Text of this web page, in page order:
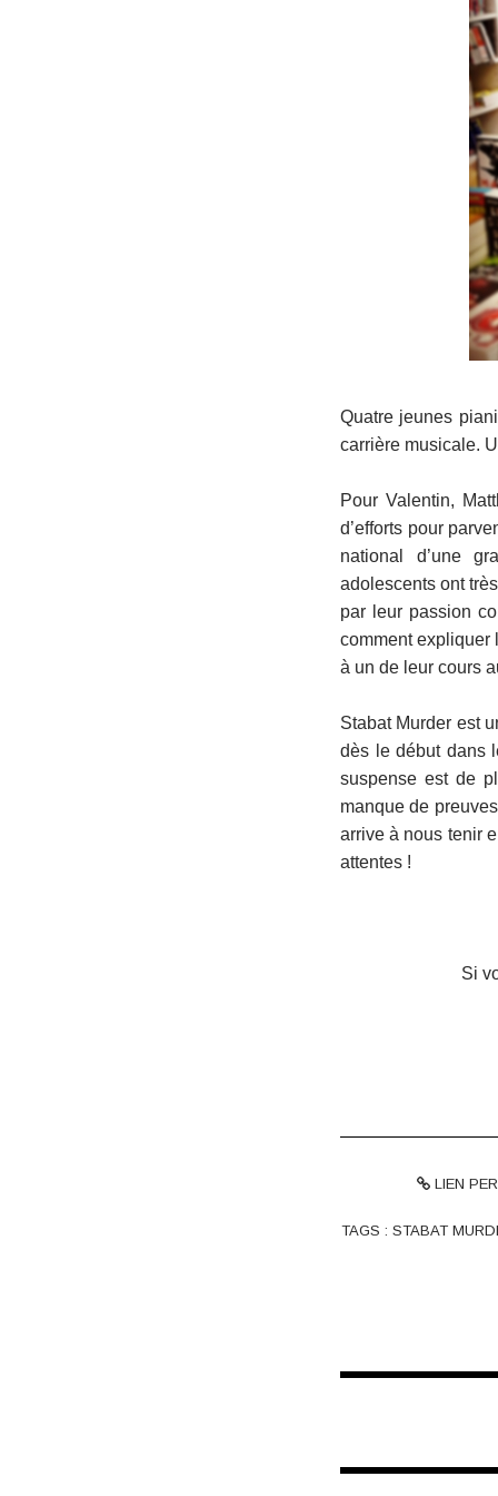
Quatre jeunes
carrière musicale.
Pour Valentin,
d’efforts pour
national d’une
adolescents ont
par leur passion
comment expliquer
à un de leur cours
Stabat Murder est
dès le début dans
suspense est de
manque de
arrive à nous tenir
attentes !
Si
LIEN
TAGS : STABAT